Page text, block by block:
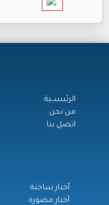
الرئيســية
من نحن
اتصل بنا
أخبار ساخنة
أخبار مصورة